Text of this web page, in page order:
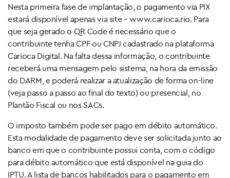
Nesta primeira fase de implantação, o pagamento via PIX
estará disponível apenas via site – www.carioca.rio. Para
que seja gerado o QR Code é necessário que o
contribuinte tenha CPF ou CNPJ cadastrado na plataforma
Carioca Digital. Na falta dessa informação, o contribuinte
receberá uma mensagem pelo sistema, na hora da emissão
do DARM, e poderá realizar a atualização de forma on-line
(veja passo a passo ao final do texto) ou presencial, no
Plantão Fiscal ou nos SACs.
O imposto também pode ser pago em débito automático.
Esta modalidade de pagamento deve ser solicitada junto ao
banco em que o contribuinte possui conta, com o código
para débito automático que está disponível na guia do
IPTU. A lista de bancos habilitados para o pagamento em